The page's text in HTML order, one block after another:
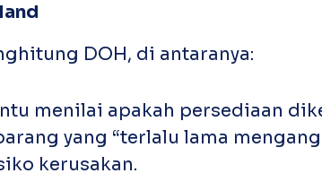
DOH, di antaranya:
menilai apakah persediaan
yang “terlalu lama
kerusakan.